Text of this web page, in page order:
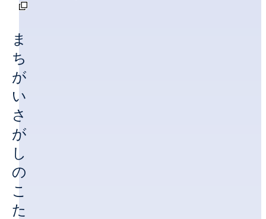
ま
ち
が
い
さ
が
し
の
こ
た